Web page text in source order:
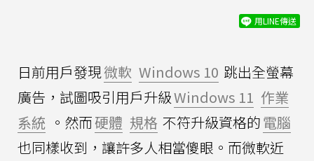
用LINE傳送
日前用戶發現微軟 Windows 10 跳出全螢幕
廣告，試圖吸引用戶升級Windows 11 作業
系統 。然而硬體 規格 不符升級資格的電腦
也同樣收到，讓許多人相當傻眼。而微軟近